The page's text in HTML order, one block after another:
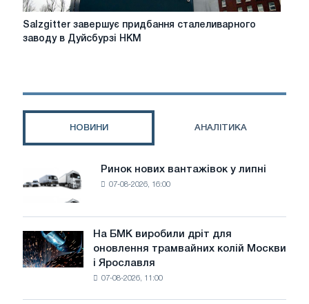
Salzgitter
завершує
в
Salzgitter завершує придбання сталеливарного
заводу в Дуйсбурзі HKM
НОВИНИ АНАЛІТИКА
Ринок
нових
вантажівок
у
липні
Ринок нових вантажівок у липні
07-08-2026, 16:00
На
БМК
виробили
На БМК виробили дріт для
оновлення трамвайних колій Москви
і Ярославля
07-08-2026, 11:00